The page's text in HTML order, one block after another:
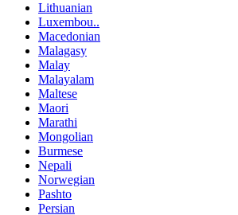
Lithuanian
Luxembou..
Macedonian
Malagasy
Malay
Malayalam
Maltese
Maori
Marathi
Mongolian
Burmese
Nepali
Norwegian
Pashto
Persian